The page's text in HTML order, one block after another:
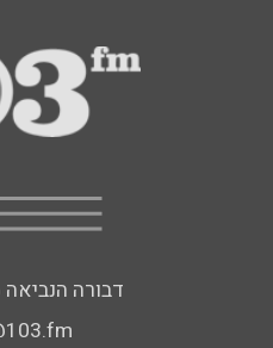
דבורה הנביאה 6, רמת השרון